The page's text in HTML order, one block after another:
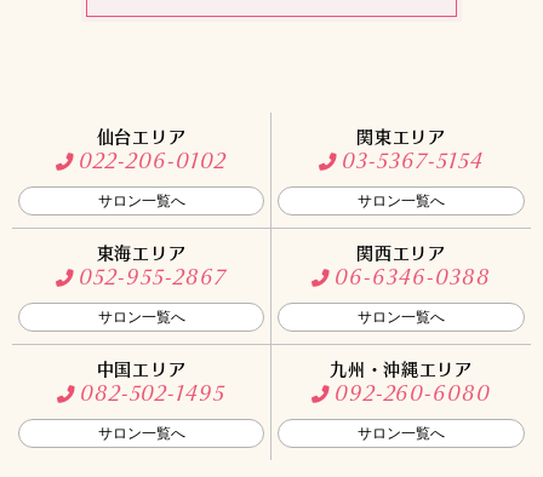
仙台エリア
022-206-0102
サロン一覧へ
関東エリア
03-5367-5154
サロン一覧へ
東海エリア
052-955-2867
サロン一覧へ
関西エリア
06-6346-0388
サロン一覧へ
中国エリア
082-502-1495
サロン一覧へ
九州・沖縄エリア
092-260-6080
サロン一覧へ